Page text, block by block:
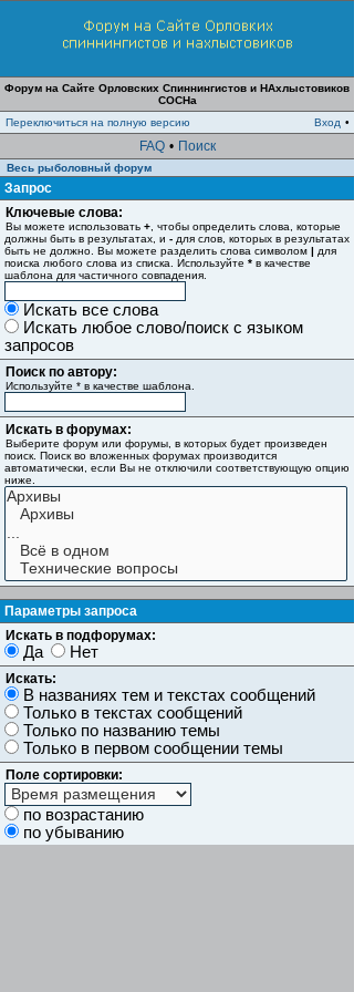
Форум на Сайте Орловских Спиннингистов и НАхлыстовиков
СОСНа
Переключиться на полную версию
Вход •
FAQ • Поиск
Весь рыболовный форум
Запрос
Ключевые слова:
Вы можете использовать + , чтобы определить слова, которые
должны быть в результатах, и - для слов, которых в результатах
быть не должно. Вы можете разделить слова символом | для
поиска любого слова из списка. Используйте * в качестве
шаблона для частичного совпадения.
Искать все слова
Искать любое слово/поиск с языком
запросов
Поиск по автору:
Используйте * в качестве шаблона.
Искать в форумах:
Выберите форум или форумы, в которых будет произведен
поиск. Поиск во вложенных форумах производится
автоматически, если Вы не отключили соответствующую опцию
ниже.
Параметры запроса
Искать в подфорумах:
Да Нет
Искать:
В названиях тем и текстах сообщений
Только в текстах сообщений
Только по названию темы
Только в первом сообщении темы
Поле сортировки:
по возрастанию
по убыванию